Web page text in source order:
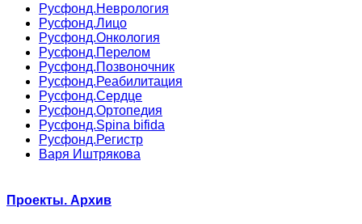
Русфонд.Неврология
Русфонд.Лицо
Русфонд.Онкология
Русфонд.Перелом
Русфонд.Позвоночник
Русфонд.Реабилитация
Русфонд.Сердце
Русфонд.Ортопедия
Русфонд.Spina bifida
Русфонд.Регистр
Варя Иштрякова
Проекты. Архив